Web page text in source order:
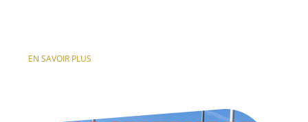
EN SAVOIR PLUS